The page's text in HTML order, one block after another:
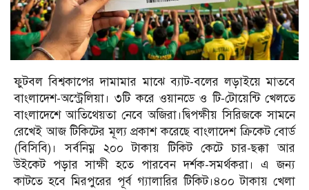
ফুটবল বিশ্বকাপের দামামার মাঝে ব্যাট-বলের লড়াইয়ে মাতবে
বাংলাদেশ-অস্ট্রেলিয়া। ৩টি করে ওয়ানডে ও টি-টোয়েন্টি খেলতে
বাংলাদেশে আতিথেয়তা নেবে অজিরা।দ্বিপক্ষীয় সিরিজকে সামনে
রেখেই আজ টিকিটের মূল্য প্রকাশ করেছে বাংলাদেশ ক্রিকেট বোর্ড
(বিসিবি)। সর্বনিম্ন ২০০ টাকায় টিকিট কেটে চার-ছক্কা আর
উইকেট পড়ার সাক্ষী হতে পারবেন দর্শক-সমর্থকরা। এ জন্য
কাটতে হবে মিরপুরের পূর্ব গ্যালারির টিকিট।৪০০ টাকায় খেলা